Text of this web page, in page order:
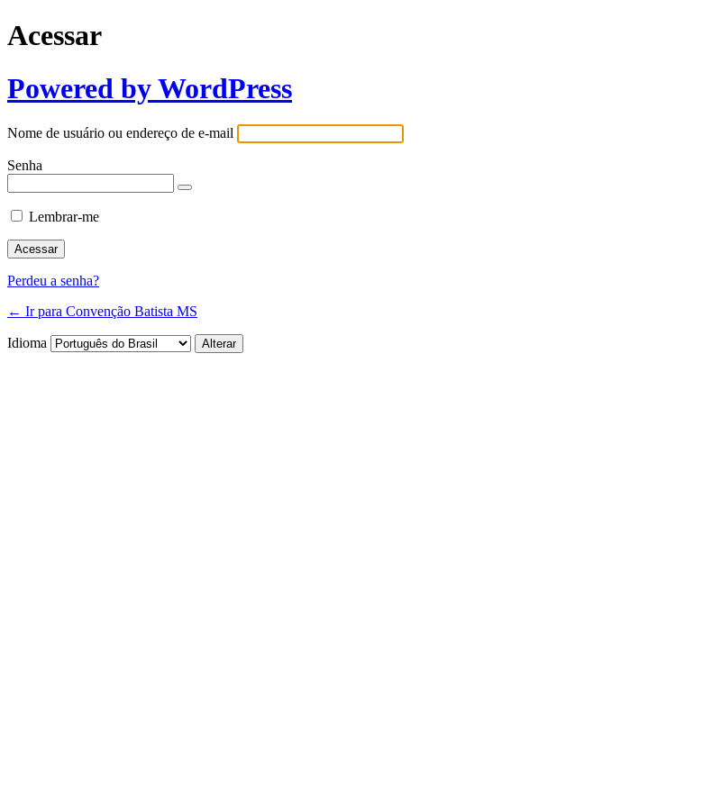
Acessar
Powered by WordPress
Nome de usuário ou endereço de e-mail
Senha
Lembrar-me
Perdeu a senha?
← Ir para Convenção Batista MS
Idioma